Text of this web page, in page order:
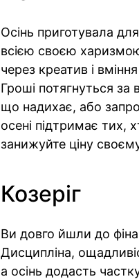
Осінь приготувала
всією своєю
через креатив і
Гроші потягнуться
що надихає, або
осені підтримає тих,
занижуйте ціну
Козеріг
Ви довго йшли до
Дисципліна,
а осінь додасть